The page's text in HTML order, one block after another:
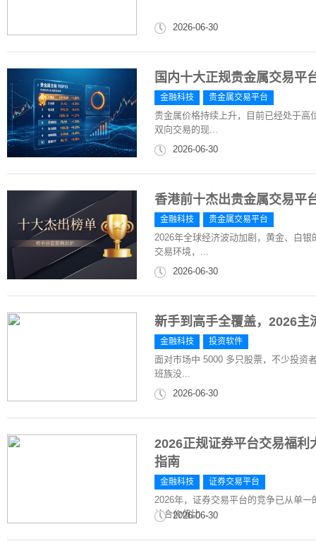
2026-06-30
国内十大正规贵金属交易平
金融科技 贵金属交易平台
贵金属价格持续上升，目前已经处于高
双向交易的现...
2026-06-30
香港前十杰出贵金属交易平
金融科技 贵金属交易平台
2026年全球经济波动加剧，黄金、白
交易环境，...
2026-06-30
新手到高手全覆盖，2026主
金融科技 投资软件
面对市场中 5000 多只股票，不少投资
班族没...
2026-06-30
2026正规证券平台交易福利
指南
金融科技 证券交易平台
2026年，证券交易平台的竞争已从单
综合价值比...
2026-06-30